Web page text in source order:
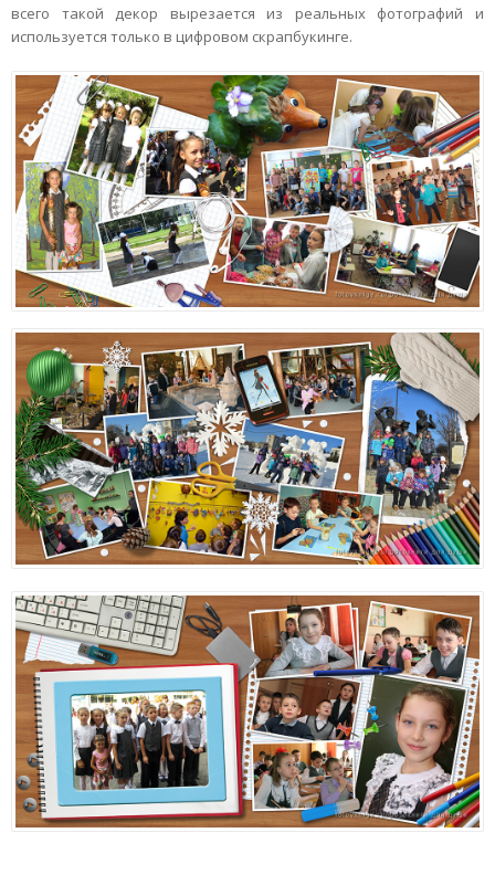
всего такой декор вырезается из реальных фотографий и
используется только в цифровом скрапбукинге.